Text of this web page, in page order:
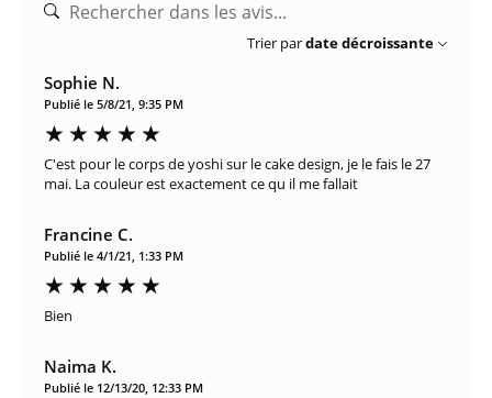
Trier pardate décroissante
Sophie N.
Publié le 5/8/21, 9:35 PM
C'est pour le corps de yoshi sur le cake design, je le fais le 27
mai. La couleur est exactement ce qu il me fallait
Francine C.
Publié le 4/1/21, 1:33 PM
Bien
Naima K.
Publié le 12/13/20, 12:33 PM